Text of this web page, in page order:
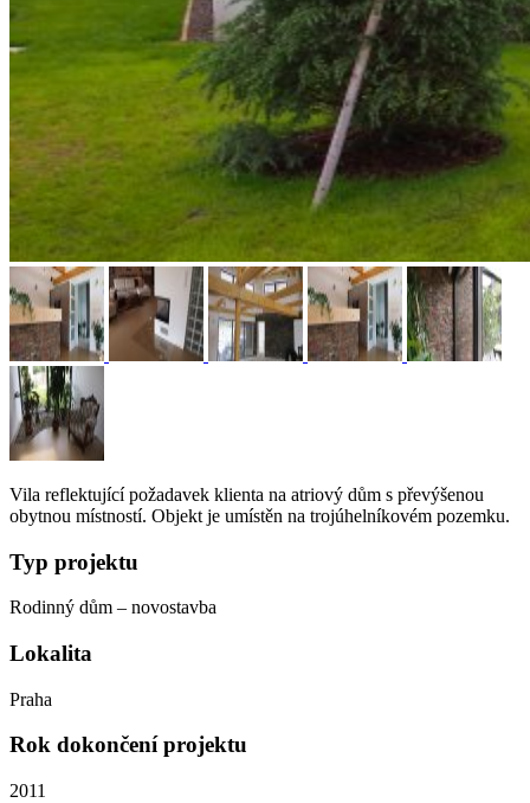
Vila reflektující požadavek klienta na atriový dům s převýšenou
obytnou místností. Objekt je umístěn na trojúhelníkovém pozemku.
Typ projektu
Rodinný dům – novostavba
Lokalita
Praha
Rok dokončení projektu
2011